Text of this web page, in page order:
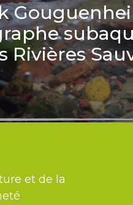
Rivières
et de la